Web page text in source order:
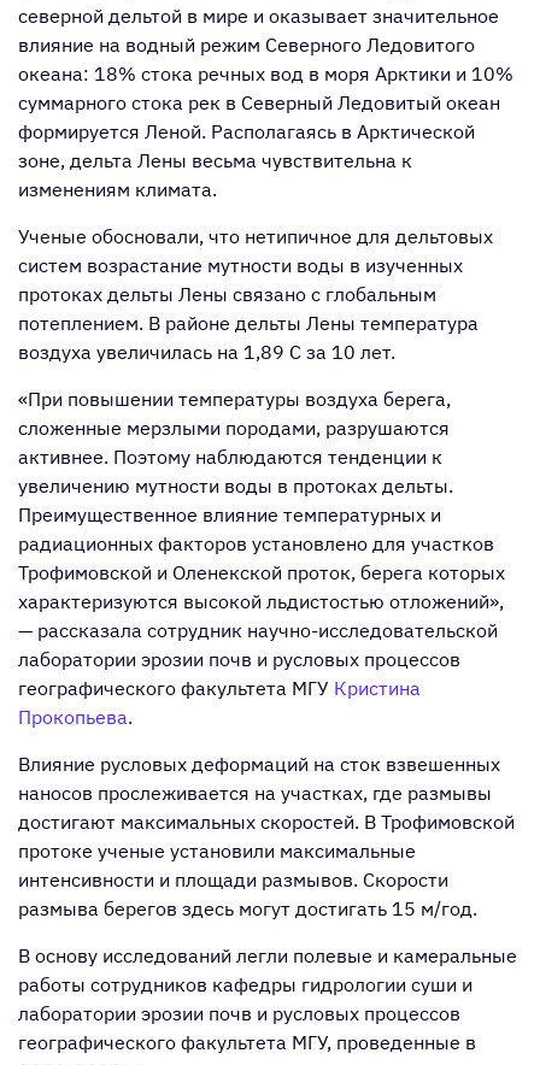
северной дельтой в мире и оказывает значительное
влияние на водный режим Северного Ледовитого
океана: 18% стока речных вод в моря Арктики и 10%
суммарного стока рек в Северный Ледовитый океан
формируется Леной. Располагаясь в Арктической
зоне, дельта Лены весьма чувствительна к
изменениям климата.
Ученые обосновали, что нетипичное для дельтовых
систем возрастание мутности воды в изученных
протоках дельты Лены связано с глобальным
потеплением. В районе дельты Лены температура
воздуха увеличилась на 1,89 С за 10 лет.
«При повышении температуры воздуха берега,
сложенные мерзлыми породами, разрушаются
активнее. Поэтому наблюдаются тенденции к
увеличению мутности воды в протоках дельты.
Преимущественное влияние температурных и
радиационных факторов установлено для участков
Трофимовской и Оленекской проток, берега которых
характеризуются высокой льдистостью отложений»,
— рассказала сотрудник научно-исследовательской
лаборатории эрозии почв и русловых процессов
географического факультета МГУ Кристина
Прокопьева.
Влияние русловых деформаций на сток взвешенных
наносов прослеживается на участках, где размывы
достигают максимальных скоростей. В Трофимовской
протоке ученые установили максимальные
интенсивности и площади размывов. Скорости
размыва берегов здесь могут достигать 15 м/год.
В основу исследований легли полевые и камеральные
работы сотрудников кафедры гидрологии суши и
лаборатории эрозии почв и русловых процессов
географического факультета МГУ, проведенные в